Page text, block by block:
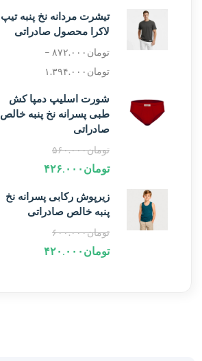
تیشرت مردانه نخ پنبه تیپ
لاکرا محصول صادراتی
تومان ۸۷۲.۰۰۰ –
تومان ۱.۳۹۴.۰۰۰
شورت اسلیپ دمپا کش
طبی پسرانه نخ پنبه خالص
صادراتی
تومان۵۶۰.۰۰۰
تومان ۴۲۶.۰۰۰
زیرپوش رکابی پسرانه نخ
پنبه خالص صادراتی
تومان۶۰۰.۰۰۰
تومان ۴۲۰.۰۰۰